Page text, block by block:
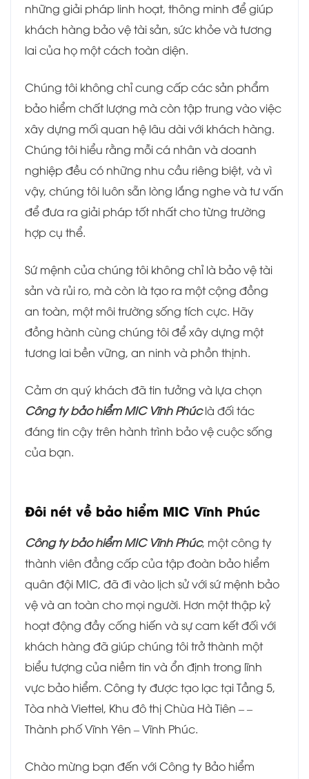
những giải pháp linh hoạt, thông minh để giúp
khách hàng bảo vệ tài sản, sức khỏe và tương
lai của họ một cách toàn diện.
Chúng tôi không chỉ cung cấp các sản phẩm
bảo hiểm chất lượng mà còn tập trung vào việc
xây dựng mối quan hệ lâu dài với khách hàng.
Chúng tôi hiểu rằng mỗi cá nhân và doanh
nghiệp đều có những nhu cầu riêng biệt, và vì
vậy, chúng tôi luôn sẵn lòng lắng nghe và tư vấn
để đưa ra giải pháp tốt nhất cho từng trường
hợp cụ thể.
Sứ mệnh của chúng tôi không chỉ là bảo vệ tài
sản và rủi ro, mà còn là tạo ra một cộng đồng
an toàn, một môi trường sống tích cực. Hãy
đồng hành cùng chúng tôi để xây dựng một
tương lai bền vững, an ninh và phồn thịnh.
Cảm ơn quý khách đã tin tưởng và lựa chọn
Công ty bảo hiểm MIC Vĩnh Phúclà đối tác
đáng tin cậy trên hành trình bảo vệ cuộc sống
của bạn.
Đôi nét về bảo hiểm MIC Vĩnh Phúc
Công ty bảo hiểm MIC Vĩnh Phúc, một công ty
thành viên đẳng cấp của tập đoàn bảo hiểm
quân đội MIC, đã đi vào lịch sử với sứ mệnh bảo
vệ và an toàn cho mọi người. Hơn một thập kỷ
hoạt động đầy cống hiến và sự cam kết đối với
khách hàng đã giúp chúng tôi trở thành một
biểu tượng của niềm tin và ổn định trong lĩnh
vực bảo hiểm. Công ty được tạo lạc tại Tầng 5,
Tòa nhà Viettel, Khu đô thị Chùa Hà Tiên – –
Thành phố Vĩnh Yên – Vĩnh Phúc.
Chào mừng bạn đến với Công ty Bảo hiểm